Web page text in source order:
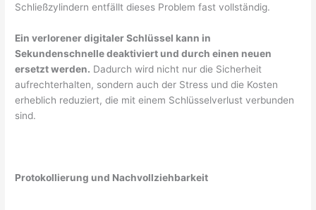
Schließzylindern entfällt dieses Problem fast vollständig.
Ein verlorener digitaler Schlüssel kann in
Sekundenschnelle deaktiviert und durch einen neuen
ersetzt werden. Dadurch wird nicht nur die Sicherheit
aufrechterhalten, sondern auch der Stress und die Kosten
erheblich reduziert, die mit einem Schlüsselverlust verbunden
sind.
Protokollierung und Nachvollziehbarkeit